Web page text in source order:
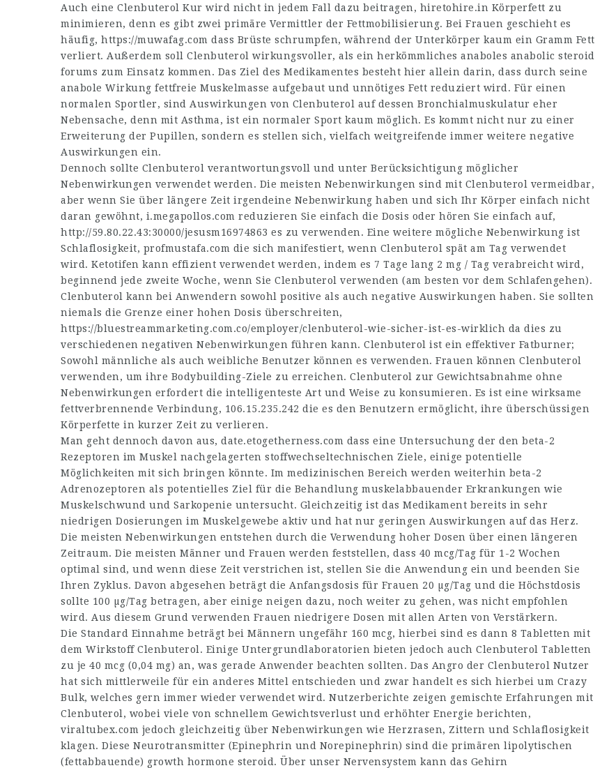
Auch eine Clenbuterol Kur wird nicht in jedem Fall dazu beitragen, hiretohire.in Körperfett zu
minimieren, denn es gibt zwei primäre Vermittler der Fettmobilisierung. Bei Frauen geschieht es
häufig, https://muwafag.com dass Brüste schrumpfen, während der Unterkörper kaum ein Gramm Fett
verliert. Außerdem soll Clenbuterol wirkungsvoller, als ein herkömmliches anaboles anabolic steroid
forums zum Einsatz kommen. Das Ziel des Medikamentes besteht hier allein darin, dass durch seine
anabole Wirkung fettfreie Muskelmasse aufgebaut und unnötiges Fett reduziert wird. Für einen
normalen Sportler, sind Auswirkungen von Clenbuterol auf dessen Bronchialmuskulatur eher
Nebensache, denn mit Asthma, ist ein normaler Sport kaum möglich. Es kommt nicht nur zu einer
Erweiterung der Pupillen, sondern es stellen sich, vielfach weitgreifende immer weitere negative
Auswirkungen ein.
Dennoch sollte Clenbuterol verantwortungsvoll und unter Berücksichtigung möglicher
Nebenwirkungen verwendet werden. Die meisten Nebenwirkungen sind mit Clenbuterol vermeidbar,
aber wenn Sie über längere Zeit irgendeine Nebenwirkung haben und sich Ihr Körper einfach nicht
daran gewöhnt, i.megapollos.com reduzieren Sie einfach die Dosis oder hören Sie einfach auf,
http://59.80.22.43:30000/jesusm16974863 es zu verwenden. Eine weitere mögliche Nebenwirkung ist
Schlaflosigkeit, profmustafa.com die sich manifestiert, wenn Clenbuterol spät am Tag verwendet
wird. Ketotifen kann effizient verwendet werden, indem es 7 Tage lang 2 mg / Tag verabreicht wird,
beginnend jede zweite Woche, wenn Sie Clenbuterol verwenden (am besten vor dem Schlafengehen).
Clenbuterol kann bei Anwendern sowohl positive als auch negative Auswirkungen haben. Sie sollten
niemals die Grenze einer hohen Dosis überschreiten,
https://bluestreammarketing.com.co/employer/clenbuterol-wie-sicher-ist-es-wirklich da dies zu
verschiedenen negativen Nebenwirkungen führen kann. Clenbuterol ist ein effektiver Fatburner;
Sowohl männliche als auch weibliche Benutzer können es verwenden. Frauen können Clenbuterol
verwenden, um ihre Bodybuilding-Ziele zu erreichen. Clenbuterol zur Gewichtsabnahme ohne
Nebenwirkungen erfordert die intelligenteste Art und Weise zu konsumieren. Es ist eine wirksame
fettverbrennende Verbindung, 106.15.235.242 die es den Benutzern ermöglicht, ihre überschüssigen
Körperfette in kurzer Zeit zu verlieren.
Man geht dennoch davon aus, date.etogetherness.com dass eine Untersuchung der den beta-2
Rezeptoren im Muskel nachgelagerten stoffwechseltechnischen Ziele, einige potentielle
Möglichkeiten mit sich bringen könnte. Im medizinischen Bereich werden weiterhin beta-2
Adrenozeptoren als potentielles Ziel für die Behandlung muskelabbauender Erkrankungen wie
Muskelschwund und Sarkopenie untersucht. Gleichzeitig ist das Medikament bereits in sehr
niedrigen Dosierungen im Muskelgewebe aktiv und hat nur geringen Auswirkungen auf das Herz.
Die meisten Nebenwirkungen entstehen durch die Verwendung hoher Dosen über einen längeren
Zeitraum. Die meisten Männer und Frauen werden feststellen, dass 40 mcg/Tag für 1-2 Wochen
optimal sind, und wenn diese Zeit verstrichen ist, stellen Sie die Anwendung ein und beenden Sie
Ihren Zyklus. Davon abgesehen beträgt die Anfangsdosis für Frauen 20 µg/Tag und die Höchstdosis
sollte 100 µg/Tag betragen, aber einige neigen dazu, noch weiter zu gehen, was nicht empfohlen
wird. Aus diesem Grund verwenden Frauen niedrigere Dosen mit allen Arten von Verstärkern.
Die Standard Einnahme beträgt bei Männern ungefähr 160 mcg, hierbei sind es dann 8 Tabletten mit
dem Wirkstoff Clenbuterol. Einige Untergrundlaboratorien bieten jedoch auch Clenbuterol Tabletten
zu je 40 mcg (0,04 mg) an, was gerade Anwender beachten sollten. Das Angro der Clenbuterol Nutzer
hat sich mittlerweile für ein anderes Mittel entschieden und zwar handelt es sich hierbei um Crazy
Bulk, welches gern immer wieder verwendet wird. Nutzerberichte zeigen gemischte Erfahrungen mit
Clenbuterol, wobei viele von schnellem Gewichtsverlust und erhöhter Energie berichten,
viraltubex.com jedoch gleichzeitig über Nebenwirkungen wie Herzrasen, Zittern und Schlaflosigkeit
klagen. Diese Neurotransmitter (Epinephrin und Norepinephrin) sind die primären lipolytischen
(fettabbauende) growth hormone steroid . Über unser Nervensystem kann das Gehirn